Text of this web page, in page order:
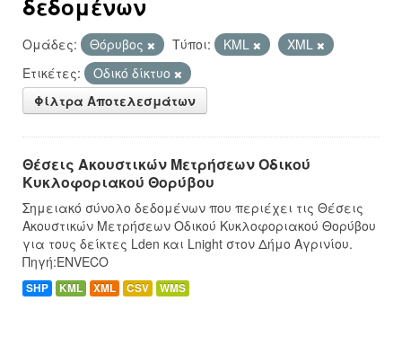
Ομάδες: Θόρυβος Τύποι: KML
XML
Ετικέτες:
Οδικό δίκτυο
Φίλτρα Αποτελεσμάτων
Θέσεις Ακουστικών Μετρήσεων Οδικού
Κυκλοφοριακού Θορύβου
Σημειακό σύνολο δεδομένων που περιέχει τις Θέσεις
Ακουστικών Μετρήσεων Οδικού Κυκλοφοριακού Θορύβου
για τους δείκτες Lden και Lnight στον Δήμο Αγρινίου.
Πηγή:ENVECO
SHP KML XML CSV WMS